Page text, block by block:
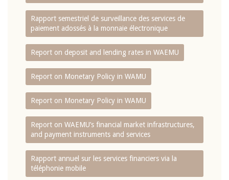
Rapport semestriel de surveillance des services de
paiement adossés à la monnaie électronique
Report on deposit and lending rates in WAEMU
Report on Monetary Policy in WAMU
Report on Monetary Policy in WAMU
Report on WAEMU’s financial market infrastructures,
and payment instruments and services
Rapport annuel sur les services financiers via la
téléphonie mobile